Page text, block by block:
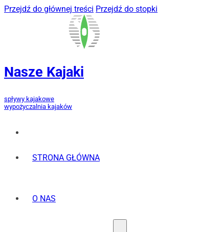
Przejdź do głównej treści Przejdź do stopki
Nasze Kajaki
spływy kajakowe
wypożyczalnia kajaków
STRONA GŁÓWNA
O NAS